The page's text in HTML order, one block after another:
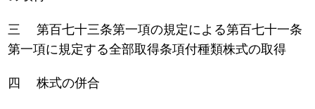
三 第百七十三条第一項の規定による第百七十一条
第一項に規定する全部取得条項付種類株式の取得
四 株式の併合